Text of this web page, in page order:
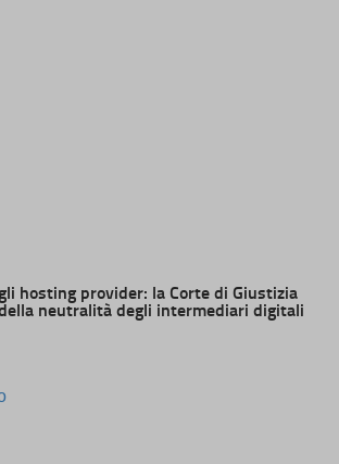
hosting provider: la Corte di Giustizia
neutralità degli intermediari digitali